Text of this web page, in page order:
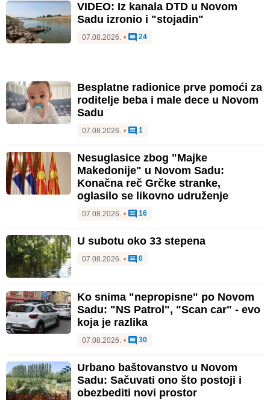
VIDEO: Iz kanala DTD u Novom
Sadu izronio i "stojadin"
07.08.2026. • 24
Besplatne radionice prve pomoći za
roditelje beba i male dece u Novom
Sadu
07.08.2026. • 1
Nesuglasice zbog "Majke
Makedonije" u Novom Sadu:
Konačna reč Grčke stranke,
oglasilo se likovno udruženje
07.08.2026. • 16
U subotu oko 33 stepena
07.08.2026. • 0
Ko snima "nepropisne" po Novom
Sadu: "NS Patrol", "Scan car" - evo
koja je razlika
07.08.2026. • 30
Urbano baštovanstvo u Novom
Sadu: Sačuvati ono što postoji i
obezbediti novi prostor